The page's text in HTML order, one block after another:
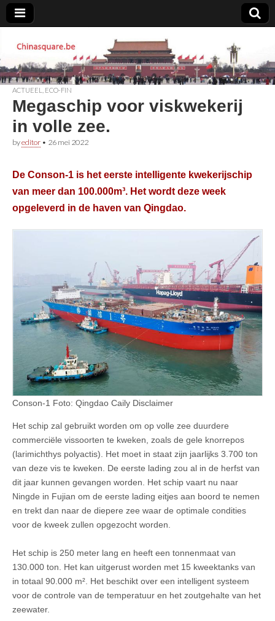
Chinasquare.be
ACTUEEL ECO-FIN
Megaschip voor viskwekerij
in volle zee.
byeditor • 26 mei 2022
De Conson-1 is het eerste intelligente kwekerijschip
van meer dan 100.000m³. Het wordt deze week
opgeleverd in de haven van Qingdao.
Conson-1 Foto: Qingdao Caily Disclaimer
Het schip zal gebruikt worden om op volle zee duurdere
commerciële vissoorten te kweken, zoals de gele knorrepos
(larimichthys polyactis). Het moet in staat zijn jaarlijks 3.700 ton
van deze vis te kweken. De eerste lading zou al in de herfst van
dit jaar kunnen gevangen worden. Het schip vaart nu naar
Ningde in Fujian om de eerste lading eitjes aan boord te nemen
en trekt dan naar de diepere zee waar de optimale condities
voor de kweek zullen opgezocht worden.
Het schip is 250 meter lang en heeft een tonnenmaat van
130.000 ton. Het kan uitgerust worden met 15 kweektanks van
in totaal 90.000 m². Het beschikt over een intelligent systeem
voor de controle van de temperatuur en het zoutgehalte van het
zeewater.